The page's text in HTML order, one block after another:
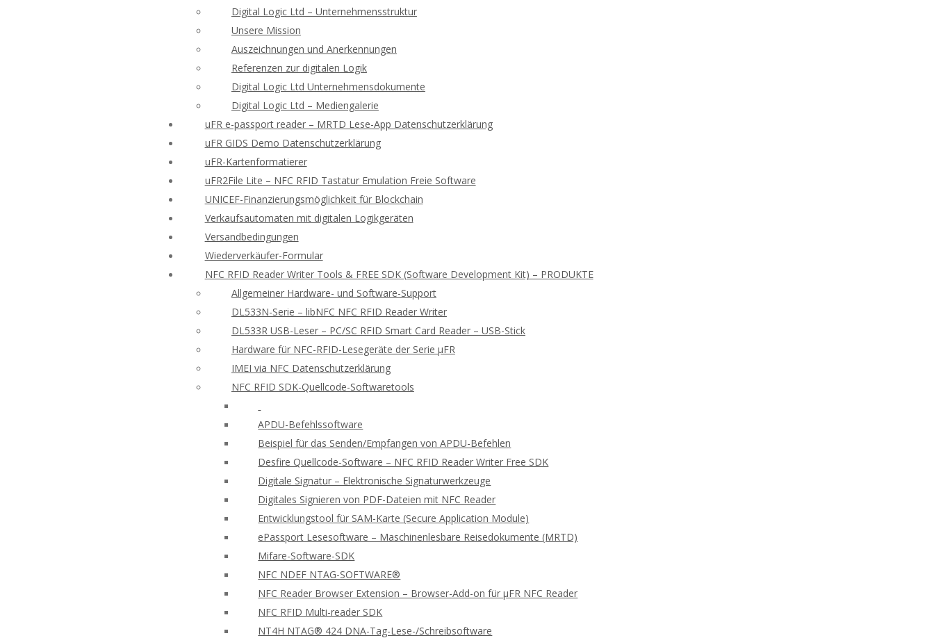
Digital Logic Ltd – Unternehmensstruktur
Unsere Mission
Auszeichnungen und Anerkennungen
Referenzen zur digitalen Logik
Digital Logic Ltd Unternehmensdokumente
Digital Logic Ltd – Mediengalerie
uFR e-passport reader – MRTD Lese-App Datenschutzerklärung
uFR GIDS Demo Datenschutzerklärung
uFR-Kartenformatierer
uFR2File Lite – NFC RFID Tastatur Emulation Freie Software
UNICEF-Finanzierungsmöglichkeit für Blockchain
Verkaufsautomaten mit digitalen Logikgeräten
Versandbedingungen
Wiederverkäufer-Formular
NFC RFID Reader Writer Tools & FREE SDK (Software Development Kit) – PRODUKTE
Allgemeiner Hardware- und Software-Support
DL533N-Serie – libNFC NFC RFID Reader Writer
DL533R USB-Leser – PC/SC RFID Smart Card Reader – USB-Stick
Hardware für NFC-RFID-Lesegeräte der Serie μFR
IMEI via NFC Datenschutzerklärung
NFC RFID SDK-Quellcode-Softwaretools
APDU-Befehlssoftware
Beispiel für das Senden/Empfangen von APDU-Befehlen
Desfire Quellcode-Software – NFC RFID Reader Writer Free SDK
Digitale Signatur – Elektronische Signaturwerkzeuge
Digitales Signieren von PDF-Dateien mit NFC Reader
Entwicklungstool für SAM-Karte (Secure Application Module)
ePassport Lesesoftware – Maschinenlesbare Reisedokumente (MRTD)
Mifare-Software-SDK
NFC NDEF NTAG-SOFTWARE®
NFC Reader Browser Extension – Browser-Add-on für μFR NFC Reader
NFC RFID Multi-reader SDK
NT4H NTAG® 424 DNA-Tag-Lese-/Schreibsoftware